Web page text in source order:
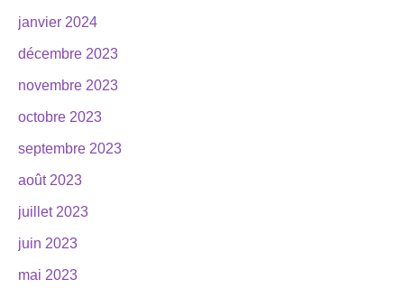
janvier 2024
décembre 2023
novembre 2023
octobre 2023
septembre 2023
août 2023
juillet 2023
juin 2023
mai 2023